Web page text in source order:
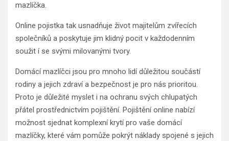
mazlíčka.
Online pojistka tak usnadňuje život majitelům zvířecích
společníků a poskytuje jim klidný pocit v každodenním
soužit í se svými milovanými tvory.
Domácí mazlíčci jsou pro mnoho lidí důležitou součástí
rodiny a jejich zdraví a bezpečnost je pro nás prioritou.
Proto je důležité myslet i na ochranu svých chlupatých
přátel prostřednictvím pojištění. Pojištění online nabízí
možnost sjednat komplexní krytí pro vaše domácí
mazlíčky, které vám pomůže pokrýt náklady spojené s jejich